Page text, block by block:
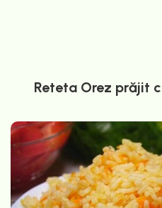
Reteta Orez prăjit